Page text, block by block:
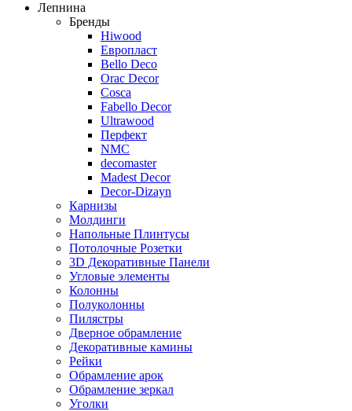
Лепнина
Бренды
Hiwood
Европласт
Bello Deco
Orac Decor
Cosca
Fabello Decor
Ultrawood
Перфект
NMC
decomaster
Madest Decor
Decor-Dizayn
Карнизы
Молдинги
Напольные Плинтусы
Потолочные Розетки
3D Декоративные Панели
Угловые элементы
Колонны
Полуколонны
Пилястры
Дверное обрамление
Декоративные камины
Рейки
Обрамление арок
Обрамление зеркал
Уголки